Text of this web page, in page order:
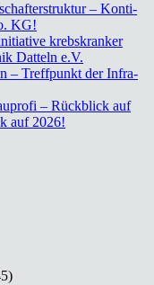
– Kon­ti­
KG!
krebs­kran­ker
Dat­teln e.V.
– Treff­punkt der Infra­
– Rück­blick auf
auf 2026!